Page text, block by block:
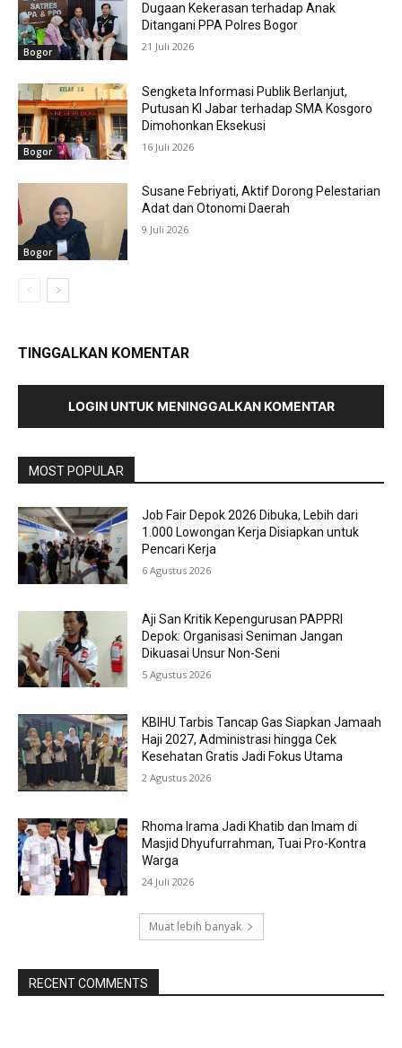
Bogor
Dugaan Kekerasan terhadap Anak
Ditangani PPA Polres Bogor
21 Juli 2026
Bogor
Sengketa Informasi Publik Berlanjut,
Putusan KI Jabar terhadap SMA Kosgoro
Dimohonkan Eksekusi
16 Juli 2026
Bogor
Susane Febriyati, Aktif Dorong Pelestarian
Adat dan Otonomi Daerah
9 Juli 2026
TINGGALKAN KOMENTAR
LOGIN UNTUK MENINGGALKAN KOMENTAR
MOST POPULAR
Job Fair Depok 2026 Dibuka, Lebih dari
1.000 Lowongan Kerja Disiapkan untuk
Pencari Kerja
6 Agustus 2026
Aji San Kritik Kepengurusan PAPPRI
Depok: Organisasi Seniman Jangan
Dikuasai Unsur Non-Seni
5 Agustus 2026
KBIHU Tarbis Tancap Gas Siapkan Jamaah
Haji 2027, Administrasi hingga Cek
Kesehatan Gratis Jadi Fokus Utama
2 Agustus 2026
Rhoma Irama Jadi Khatib dan Imam di
Masjid Dhyufurrahman, Tuai Pro-Kontra
Warga
24 Juli 2026
Muat lebih banyak
RECENT COMMENTS